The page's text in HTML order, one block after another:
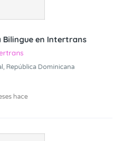
Bilingue en Intertrans
República Dominicana
hace